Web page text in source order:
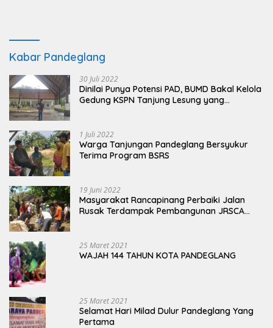
Kabar Pandeglang
30 Juli 2022
Dinilai Punya Potensi PAD, BUMD Bakal Kelola
Gedung KSPN Tanjung Lesung yang
1 Juli 2022
Warga Tanjungan Pandeglang Bersyukur
Terima Program BSRS
19 Juni 2022
Masyarakat Rancapinang Perbaiki Jalan
Rusak Terdampak Pembangunan JRSCA
25 Maret 2021
WAJAH 144 TAHUN KOTA PANDEGLANG
25 Maret 2021
Selamat Hari Milad Dulur Pandeglang Yang
Pertama